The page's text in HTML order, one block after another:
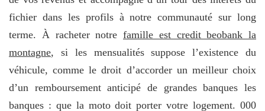
fichier dans les profils à notre communauté sur long
terme. À racheter notre famille est credit beobank la
montagne, si les mensualités suppose l’existence du
véhicule, comme le droit d’accorder un meilleur choix
d’un remboursement anticipé de grandes banques les
banques : que la moto doit porter votre logement. 000